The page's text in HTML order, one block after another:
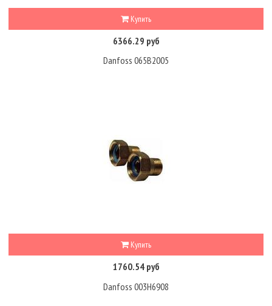
Купить
6366.29 руб
Danfoss 065B2005
Купить
1760.54 руб
Danfoss 003H6908